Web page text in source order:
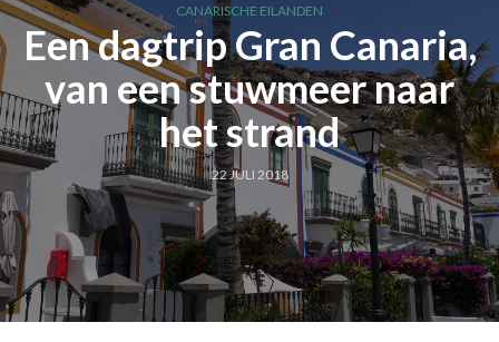
CANARISCHE EILANDEN
Een dagtrip Gran Canaria,
van een stuwmeer naar
het strand
22 JULI 2018